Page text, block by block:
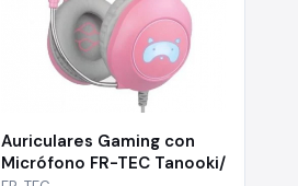
Auriculares Gaming con
Micrófono FR-TEC Tanooki/